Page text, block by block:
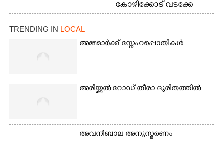
കോഴിക്കോട് വടക്കേ
വയലിൽ വെള്ളം
വെള്ളത്തിലൂടെ
നായ. ഫോട്ടോ: കെ.വിശ്വജി
ത്ത്
TRENDING IN LOCAL
അമ്മമാർക്ക് സ്നേഹപ്പൊതികൾ
അരീയ്ക്കൽ റോഡ് തീരാ ദുരിതത്തിൽ
അവനീബാല അനുസ്മരണം